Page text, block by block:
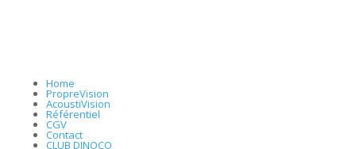
Home
PropreVision
AcoustiVision
Référentiel
CGV
Contact
CLUB DINOCO